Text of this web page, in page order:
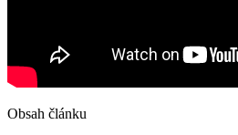
Obsah článku